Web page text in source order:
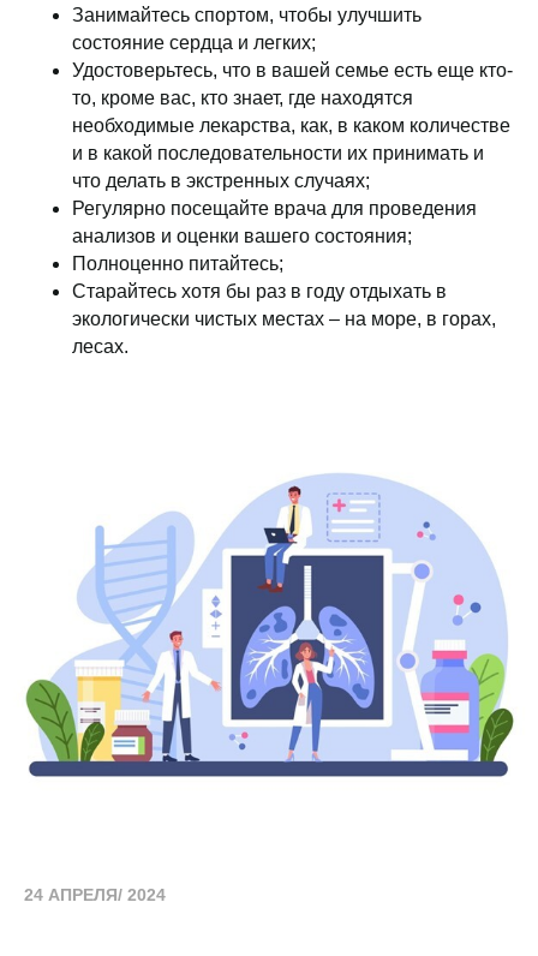
Занимайтесь спортом, чтобы улучшить
состояние сердца и легких;
Удостоверьтесь, что в вашей семье есть еще кто-
то, кроме вас, кто знает, где находятся
необходимые лекарства, как, в каком количестве
и в какой последовательности их принимать и
что делать в экстренных случаях;
Регулярно посещайте врача для проведения
анализов и оценки вашего состояния;
Полноценно питайтесь;
Старайтесь хотя бы раз в году отдыхать в
экологически чистых местах – на море, в горах,
лесах.
24 АПРЕЛЯ/ 2024